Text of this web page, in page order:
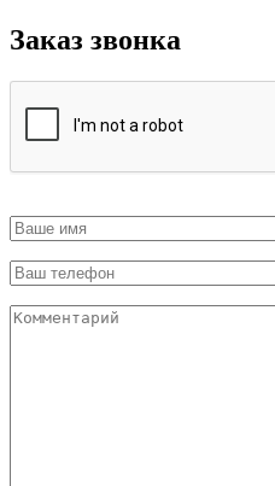
Заказ звонка